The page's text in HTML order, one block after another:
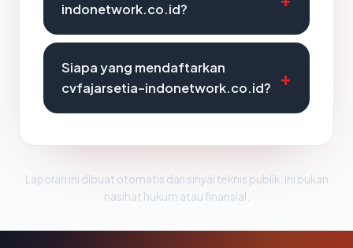
indonetwork.co.id?
Siapa yang mendaftarkan
cvfajarsetia-indonetwork.co.id?
Laporan ini dibuat otomatis dari sinyal teknis publik. Ini bukan
nasihat hukum atau finansial.